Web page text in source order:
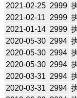
2021-02-25 2999
2021-02-11
2999
2021-01-14 2999
2020-05-30 2994
2020-05-30 2994
2020-05-30 2994
2020-03-31 2994
2020-03-31 2994